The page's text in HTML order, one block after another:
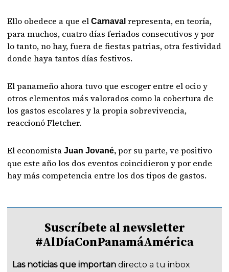
Ello obedece a que el Carnaval representa, en teoría,
para muchos, cuatro días feriados consecutivos y por
lo tanto, no hay, fuera de fiestas patrias, otra festividad
donde haya tantos días festivos.
El panameño ahora tuvo que escoger entre el ocio y
otros elementos más valorados como la cobertura de
los gastos escolares y la propia sobrevivencia,
reaccionó Fletcher.
El economistaJuan Jované,por su parte, ve positivo
que este año los dos eventos coincidieron y por ende
hay más competencia entre los dos tipos de gastos.
Suscríbete al newsletter
#AlDíaConPanamáAmérica
Las noticias que importan directo a tu inbox